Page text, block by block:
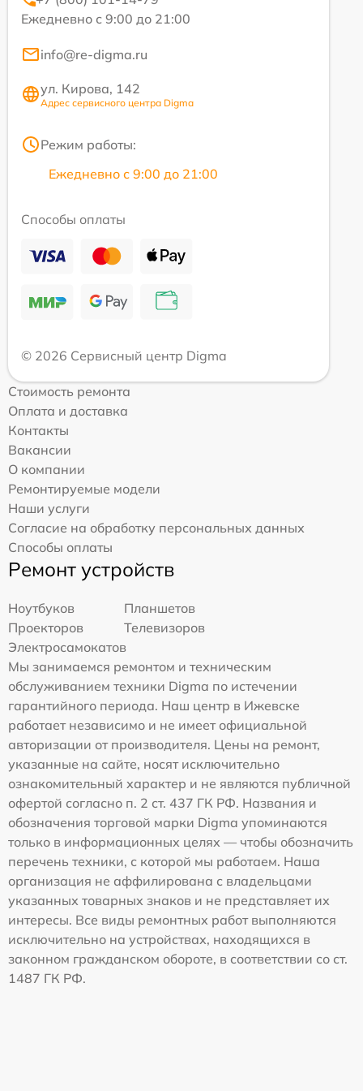
Ежедневно с 9:00 до 21:00
info@re-digma.ru
ул. Кирова, 142
Адрес сервисного центра Digma
Режим работы:
Ежедневно с 9:00 до 21:00
Способы оплаты
© 2026 Сервисный центр Digma
Стоимость ремонта
Оплата и доставка
Контакты
Вакансии
О компании
Ремонтируемые модели
Наши услуги
Согласие на обработку персональных данных
Способы оплаты
Ремонт устройств
Ноутбуков
Планшетов
Проекторов
Телевизоров
Электросамокатов
Мы занимаемся ремонтом и техническим
обслуживанием техники Digma по истечении
гарантийного периода. Наш центр в Ижевске
работает независимо и не имеет официальной
авторизации от производителя. Цены на ремонт,
указанные на сайте, носят исключительно
ознакомительный характер и не являются публичной
офертой согласно п. 2 ст. 437 ГК РФ. Названия и
обозначения торговой марки Digma упоминаются
только в информационных целях — чтобы обозначить
перечень техники, с которой мы работаем. Наша
организация не аффилирована с владельцами
указанных товарных знаков и не представляет их
интересы. Все виды ремонтных работ выполняются
исключительно на устройствах, находящихся в
законном гражданском обороте, в соответствии со ст.
1487 ГК РФ.